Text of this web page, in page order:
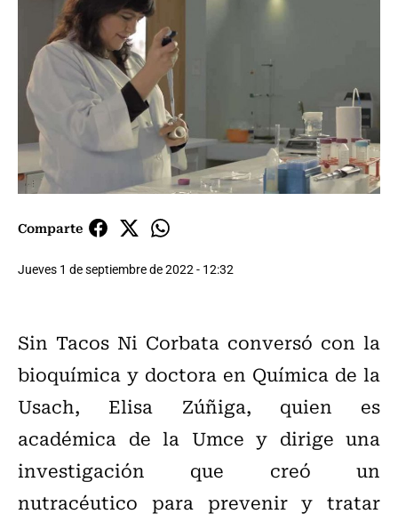
Comparte
Jueves 1 de septiembre de 2022 - 12:32
Sin Tacos Ni Corbata conversó con la
bioquímica y doctora en Química de la
Usach, Elisa Zúñiga, quien es
académica de la Umce y dirige una
investigación que creó un
nutracéutico para prevenir y tratar